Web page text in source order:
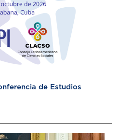
de Estudios